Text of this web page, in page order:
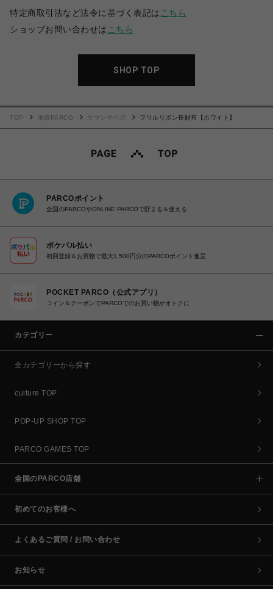
特定商取引法など法令に基づく表記は こちら
ショップお問い合わせは こちら
SHOP TOP
TOP 池袋PARCO サマンサベガ フリルリボン長財布【ホワイト】
PARCOポイント
全国のPARCOやONLINE PARCOで貯まる＆使える
ポケパル払い
初回登録＆お買物で最大1,500円分のPARCOポイント進呈
POCKET PARCO（公式アプリ）
コイン＆クーポンでPARCOでのお買い物がオトクに
カテゴリー
全カテゴリーから探す
culture TOP
POP-UP SHOP TOP
PARCO GAMES TOP
全国のPARCO店舗
初めてのお客様へ
よくあるご質問 / お問い合わせ
お知らせ